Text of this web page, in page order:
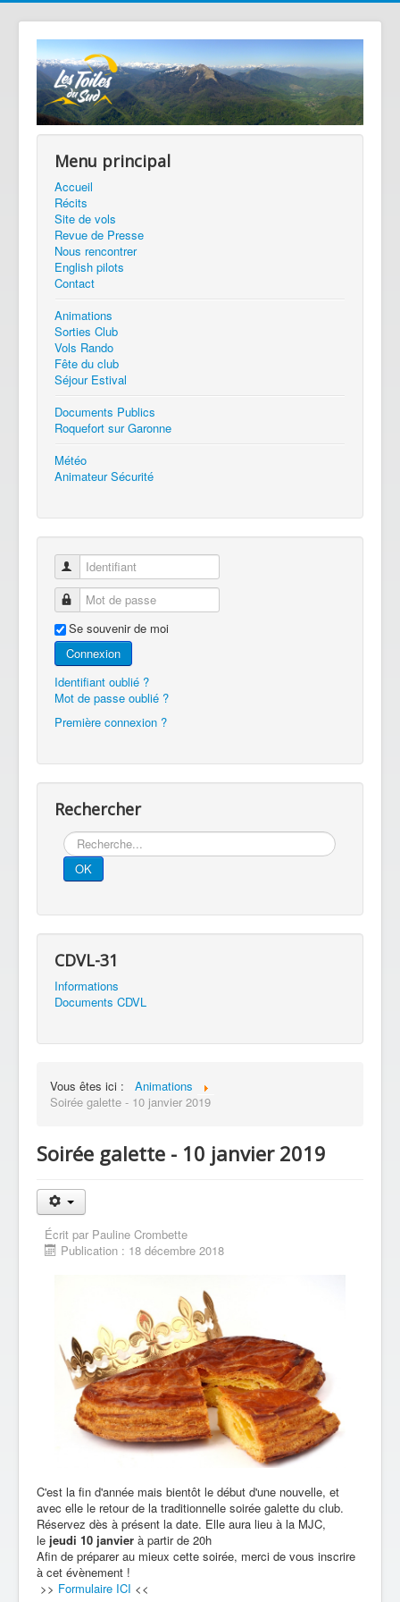
Menu principal
Accueil
Récits
Site de vols
Revue de Presse
Nous rencontrer
English pilots
Contact
Animations
Sorties Club
Vols Rando
Fête du club
Séjour Estival
Documents Publics
Roquefort sur Garonne
Météo
Animateur Sécurité
Identifiant
Mot de passe
Se souvenir de moi
Connexion
Identifiant oublié ?
Mot de passe oublié ?
Première connexion ?
Rechercher
Rechercher
OK
CDVL-31
Informations
Documents CDVL
Vous êtes ici :
Animations
Soirée galette - 10 janvier 2019
Soirée galette - 10 janvier 2019
Écrit par Pauline Crombette
Publication : 18 décembre 2018
C'est la fin d'année mais bientôt le début d'une nouvelle, et
avec elle le retour de la traditionnelle soirée galette du club.
Réservez dès à présent la date. Elle aura lieu à la MJC,
le jeudi 10 janvier à partir de 20h
Afin de préparer au mieux cette soirée, merci de vous inscrire
à cet évènement !
>> Formulaire ICI <<